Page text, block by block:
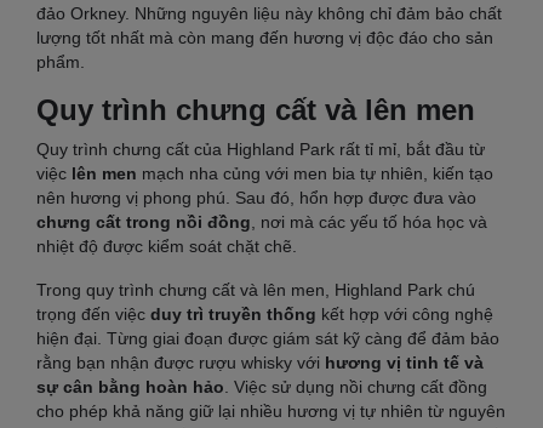
đảo Orkney. Những nguyên liệu này không chỉ đảm bảo chất
lượng tốt nhất mà còn mang đến hương vị độc đáo cho sản
phẩm.
Quy trình chưng cất và lên men
Quy trình chưng cất của Highland Park rất tỉ mỉ, bắt đầu từ
việc lên men mạch nha củng với men bia tự nhiên, kiến tạo
nên hương vị phong phú. Sau đó, hổn hợp được đưa vào
chưng cất trong nồi đồng , nơi mà các yếu tố hóa học và
nhiệt độ được kiểm soát chặt chẽ.
Trong quy trình chưng cất và lên men, Highland Park chú
trọng đến việc duy trì truyền thống kết hợp với công nghệ
hiện đại. Từng giai đoạn được giám sát kỹ càng để đảm bảo
rằng bạn nhận được rượu whisky với hương vị tinh tế và
sự cân bằng hoàn hảo . Việc sử dụng nồi chưng cất đồng
cho phép khả năng giữ lại nhiều hương vị tự nhiên từ nguyên